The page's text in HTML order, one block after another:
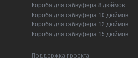
Короба для сабвуфера 8 дюймов
Короба для сабвуфера 10 дюймов
Короба для сабвуфера 12 дюймов
Короба для сабвуфера 15 дюймов
Поддержка проекта